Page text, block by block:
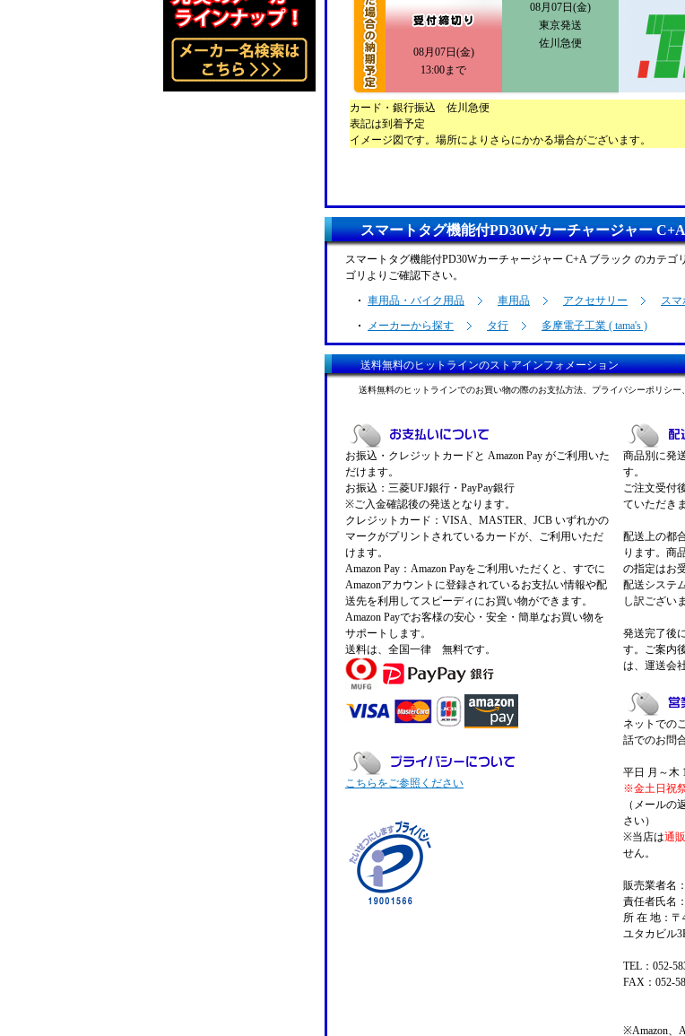
08月07日(金)
13:00まで
08月07日(金)
東京発送
佐川急便
カード・銀行振込 佐川急便
表記は到着予定
イメージ図です。場所によりさらにかかる場合がございます。
スマートタグ機能付PD30Wカーチャージャー
スマートタグ機能付PD30Wカーチャージャー C+A ブラック のカテ
ゴリよりご確認下さい。
車用品・バイク用品
車用品 アクセサリー
ス
メーカーから探す
タ行 多摩電子工業 ( tama's )
送料無料のヒットラインのストアインフォメーション
送料無料のヒットラインでのお買い物の際のお支払方法、プライバシーポリシー
お振込・クレジットカードと Amazon Pay がご利用いた
だけます。
お振込：三菱UFJ銀行・PayPay銀行
※ご入金確認後の発送となります。
クレジットカード：VISA、MASTER、JCB いずれかの
マークがプリントされているカードが、ご利用いただ
けます。
Amazon Pay：Amazon Payをご利用いただくと、すでに
Amazonアカウントに登録されているお支払い情報や配
送先を利用してスピーディにお買い物ができます。
Amazon Payでお客様の安心・安全・簡単なお買い物を
サポートします。
送料は、全国一律 無料です。
こちらをご参照ください
商品別に発
す。
ご注文受付
ていただきま
配送上の都
ります。商
の指定はお
配送システム
し訳ござい
発送完了後
す。ご案内
は、運送会
ネットでの
話でのお問
平日 月～木
※金土日祝
（メールの
さい）
※当店は通
せん。
販売業者名
責任者氏名
所 在 地：〒
ユタカビル
TEL：052-
FAX：052-
※Amazon、